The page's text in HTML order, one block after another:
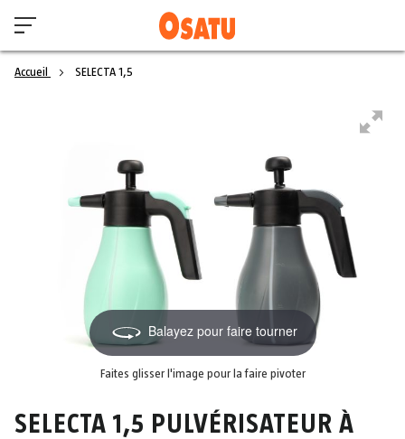
Accueil SELECTA 1,5
Balayez pour faire tourner
Faites glisser l'image pour la faire pivoter
SELECTA 1,5 PULVÉRISATEUR À